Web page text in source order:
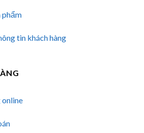
phẩm
tin khách hàng
online